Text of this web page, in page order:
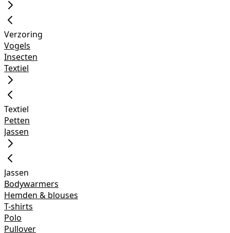
Verzoring
Vogels
Insecten
Textiel
Textiel
Petten
Jassen
Jassen
Bodywarmers
Hemden & blouses
T-shirts
Polo
Pullover